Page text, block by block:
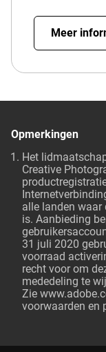
Meer
Opmerkingen
Het
Creative
alle landen waar
is. Aanbieding
31 juli 2020
voorraad
recht voor om
mededeling te
Zie
voorwaarden en